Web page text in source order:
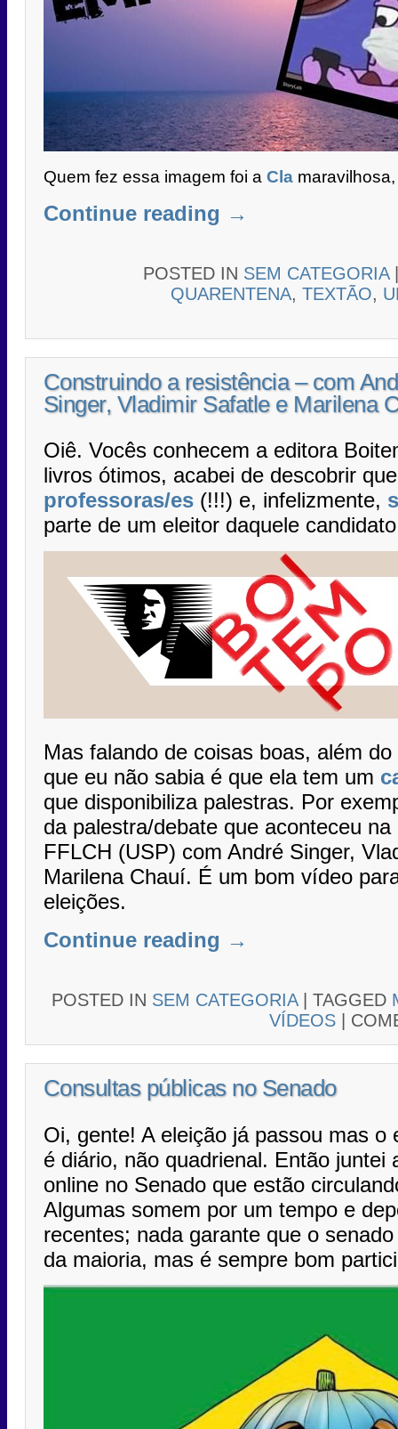
Quem fez essa imagem foi a Cla
Continue reading →
POSTED IN SEM CATEGORIA
QUARENTENA, TEXTÃO,
Construindo a resistência – com
Singer, Vladimir Safatle e Marilena
Oiê. Vocês conhecem a editora
livros ótimos, acabei de descobrir
professoras/es (!!!) e, infelizmente,
parte de um eleitor daquele
Mas falando de coisas boas, além
que eu não sabia é que ela tem um
que disponibiliza palestras. Por
da palestra/debate que aconteceu
FFLCH (USP) com André Singer,
Marilena Chauí. É um bom vídeo
eleições.
Continue reading →
POSTED IN SEM CATEGORIA TAGGED
VÍDEOS
Consultas públicas no Senado
Oi, gente! A eleição já passou mas o
é diário, não quadrienal. Então juntei
online no Senado que estão
Algumas somem por um tempo e
recentes; nada garante que o
da maioria, mas é sempre bom